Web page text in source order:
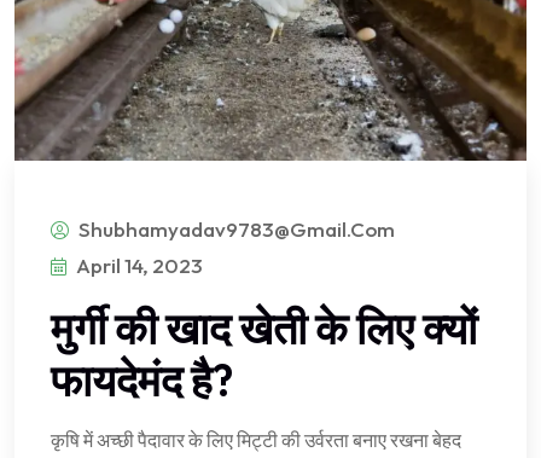
Shubhamyadav9783@gmail.com
April 14, 2023
मुर्गी की खाद खेती के लिए क्यों
फायदेमंद है?
कृषि में अच्छी पैदावार के लिए मिट्टी की उर्वरता बनाए रखना बेहद